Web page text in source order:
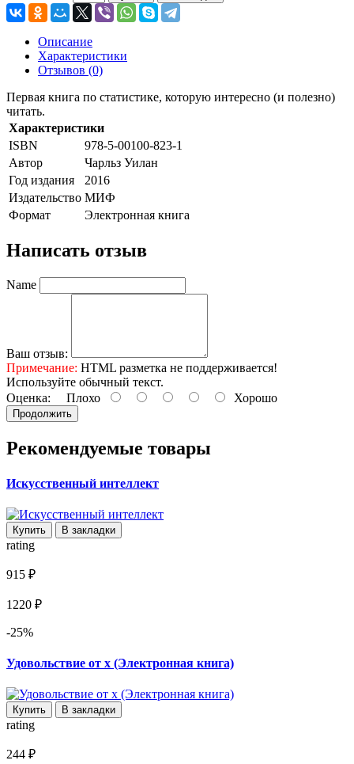
Описание
Характеристики
Отзывов (0)
Первая книга по статистике, которую интересно (и полезно)
читать.
Характеристики
ISBN
978-5-00100-823-1
Автор
Чарльз Уилан
Год издания
2016
Издательство МИФ
Формат
Электронная книга
Написать отзыв
Name
Ваш отзыв:
Примечание: HTML разметка не поддерживается!
Используйте обычный текст.
Оценка: Плохо Хорошо
Продолжить
Рекомендуемые товары
Искусственный интеллект
Купить В закладки
rating
915 ₽
1220 ₽
-25%
Удовольствие от x (Электронная книга)
Купить В закладки
rating
244 ₽